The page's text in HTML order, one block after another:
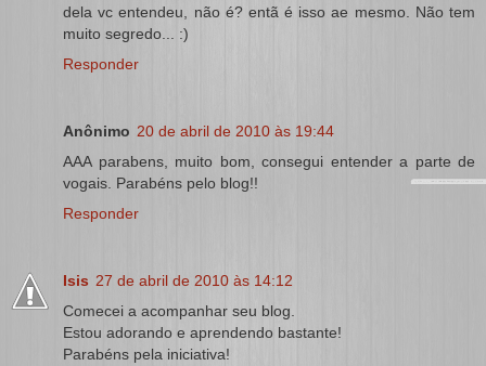
dela vc entendeu, não é? entã é isso ae mesmo. Não tem
muito segredo... :)
Responder
Anônimo 20 de abril de 2010 às 19:44
AAA parabens, muito bom, consegui entender a parte de
vogais. Parabéns pelo blog!!
Responder
Isis 27 de abril de 2010 às 14:12
Comecei a acompanhar seu blog.
Estou adorando e aprendendo bastante!
Parabéns pela iniciativa!